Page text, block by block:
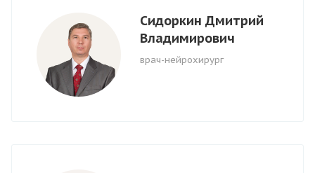
Сидоркин Дмитрий
Владимирович
врач-нейрохирург